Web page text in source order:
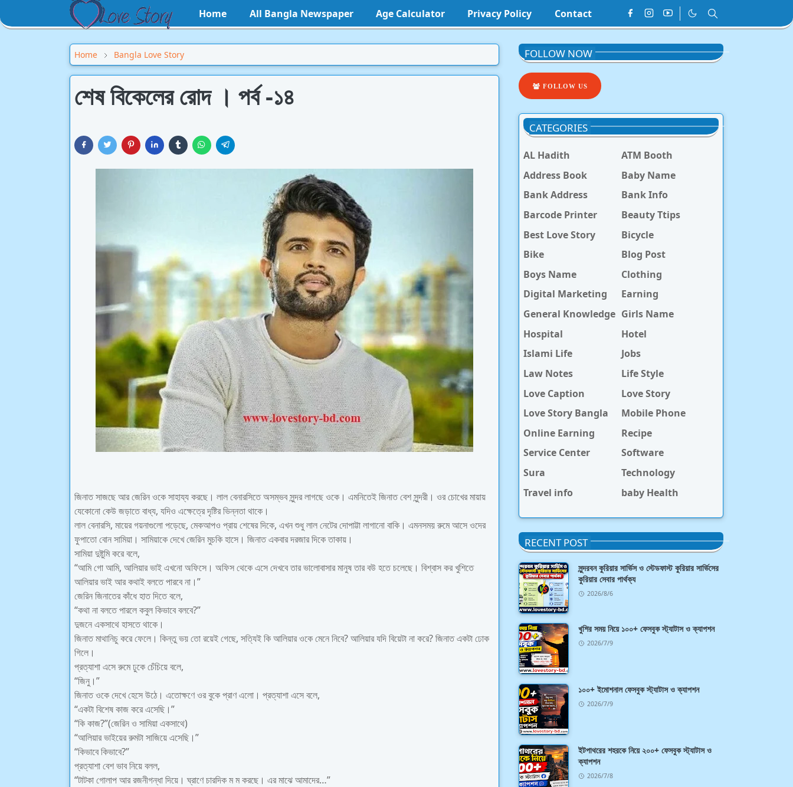
Home All Bangla Newspaper Age Calculator Privacy Policy Contact
Home Bangla Love Story
শেষ বিকেলের রোদ । পর্ব -১৪
জিনাত সাজছে আর জেরিন ওকে সাহায্য করছে। লাল বেনারসিতে অসম্ভব সুন্দর লাগছে ওকে। এমনিতেই জিনাত বেশ সুন্দরী। ওর চোখের মায়ায়
যেকোনো কেউ জড়াতে বাধ্য, যদিও এক্ষেত্রে দৃষ্টির ভিন্নতা থাকে।
লাল বেনারসি, মায়ের গয়নাগুলো পড়েছে, মেকআপও প্রায় শেষের দিকে, এখন শুধু লাল নেটের দোপাট্টা লাগানো বাকি। এমনসময় রুমে আসে ওদের
ফুপাতো বোন সামিয়া। সামিয়াকে দেখে জেরিন মুচকি হাসে। জিনাত একবার দরজার দিকে তাকায়।
সামিয়া দুষ্টুমি করে বলে,
“আমি গো আমি, আলিয়ার ভাই এখনো অফিসে। অফিস থেকে এসে দেখবে তার ভালোবাসার মানুষ তার বউ হতে চলেছে। বিশ্বাস কর খুশিতে
আলিয়ার ভাই আর কথাই বলতে পারবে না।”
জেরিন জিনাতের কাঁধে হাত দিতে বলে,
“কথা না বলতে পারলে কবুল কিভাবে বলবে?”
দুজনে একসাথে হাসতে থাকে।
জিনাত মাথানিচু করে ফেলে। কিন্তু ভয় তো রয়েই গেছে, সত্যিই কি আলিয়ার ওকে মেনে নিবে? আলিয়ার যদি বিয়েটা না করে? জিনাত একটা ঢোক
গিলে।
প্রত্যাশা এসে রুমে ঢুকে চেঁচিয়ে বলে,
“জিনু।”
জিনাত ওকে দেখে হেসে উঠে। এতোক্ষণে ওর বুকে প্রাণ এলো। প্রত্যাশা এসে বলে,
“একটা বিশেষ কাজ করে এসেছি।”
“কি কাজ?”(জেরিন ও সামিয়া একসাথে)
“আলিয়ার ভাইয়ের রুমটা সাজিয়ে এসেছি।”
“কিভাবে কিভাবে?”
প্রত্যাশা বেশ ভাব নিয়ে বলল,
“টাটকা গোলাপ আর রজনীগন্ধা দিয়ে। ঘ্রাণে চারদিক ম ম করছে। এর মাঝে আমাদের…”
FOLLOW NOW
FOLLOW US
CATEGORIES
AL Hadith
ATM Booth
Address Book
Baby Name
Bank Address
Bank Info
Barcode Printer
Beauty Ttips
Best Love Story
Bicycle
Bike
Blog Post
Boys Name
Clothing
Digital Marketing
Earning
General Knowledge Girls Name
Hospital
Hotel
Islami Life
Jobs
Law Notes
Life Style
Love Caption
Love Story
Love Story Bangla
Mobile Phone
Online Earning
Recipe
Service Center
Software
Sura
Technology
Travel info
baby Health
RECENT POST
সুন্দরবন কুরিয়ার সার্ভিস ও স্টেডফাস্ট কুরিয়ার সার্ভিসের
কুরিয়ার সেবার পার্থক্য
2026/8/6
খুশির সময় নিয়ে ১০০+ ফেসবুক স্ট্যাটাস ও ক্যাপশন
2026/7/9
১০০+ ইমোশনাল ফেসবুক স্ট্যাটাস ও ক্যাপশন
2026/7/9
ইটপাথরের শহরকে নিয়ে ২০০+ ফেসবুক স্ট্যাটাস ও
ক্যাপশন
2026/7/8